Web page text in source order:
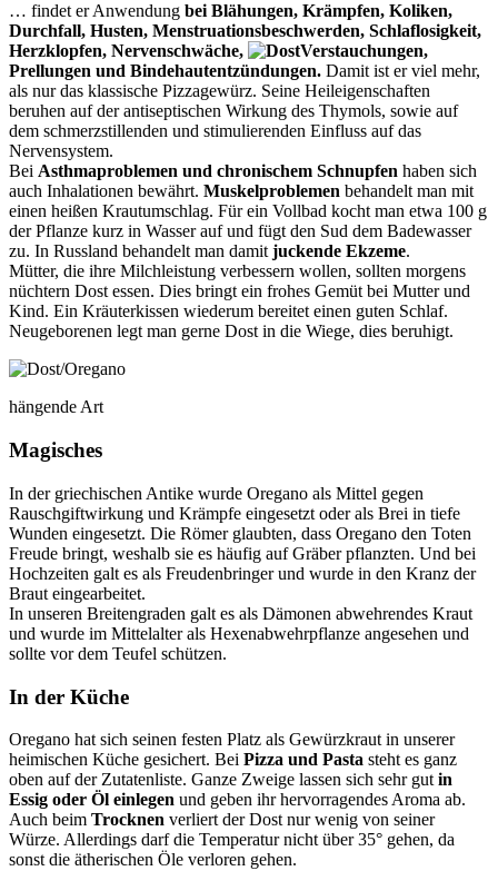
… findet er Anwendung bei Blähungen, Krämpfen, Koliken,
Durchfall, Husten, Menstruationsbeschwerden, Schlaflosigkeit,
Herzklopfen, Nervenschwäche,
Verstauchungen,
Prellungen und Bindehautentzündungen. Damit ist er viel mehr,
als nur das klassische Pizzagewürz. Seine Heileigenschaften
beruhen auf der antiseptischen Wirkung des Thymols, sowie auf
dem schmerzstillenden und stimulierenden Einfluss auf das
Nervensystem.
Bei Asthmaproblemen und chronischem Schnupfen haben sich
auch Inhalationen bewährt. Muskelproblemen behandelt man mit
einen heißen Krautumschlag. Für ein Vollbad kocht man etwa 100 g
der Pflanze kurz in Wasser auf und fügt den Sud dem Badewasser
zu. In Russland behandelt man damit juckende Ekzeme.
Mütter, die ihre Milchleistung verbessern wollen, sollten morgens
nüchtern Dost essen. Dies bringt ein frohes Gemüt bei Mutter und
Kind. Ein Kräuterkissen wiederum bereitet einen guten Schlaf.
Neugeborenen legt man gerne Dost in die Wiege, dies beruhigt.
hängende Art
Magisches
In der griechischen Antike wurde Oregano als Mittel gegen
Rauschgiftwirkung und Krämpfe eingesetzt oder als Brei in tiefe
Wunden eingesetzt. Die Römer glaubten, dass Oregano den Toten
Freude bringt, weshalb sie es häufig auf Gräber pflanzten. Und bei
Hochzeiten galt es als Freudenbringer und wurde in den Kranz der
Braut eingearbeitet.
In unseren Breitengraden galt es als Dämonen abwehrendes Kraut
und wurde im Mittelalter als Hexenabwehrpflanze angesehen und
sollte vor dem Teufel schützen.
In der Küche
Oregano hat sich seinen festen Platz als Gewürzkraut in unserer
heimischen Küche gesichert. Bei Pizza und Pasta steht es ganz
oben auf der Zutatenliste. Ganze Zweige lassen sich sehr gut in
Essig oder Öl einlegen und geben ihr hervorragendes Aroma ab.
Auch beim Trocknen verliert der Dost nur wenig von seiner
Würze. Allerdings darf die Temperatur nicht über 35° gehen, da
sonst die ätherischen Öle verloren gehen.